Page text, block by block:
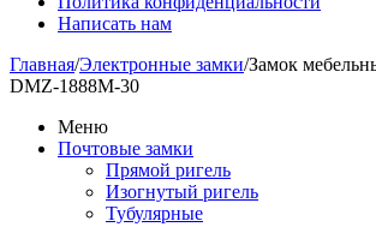
Написать нам
Главная/Электронные замки/Замок
DMZ-1888M-30
Меню
Почтовые замки
Прямой ригель
Изогнутый ригель
Тубулярные